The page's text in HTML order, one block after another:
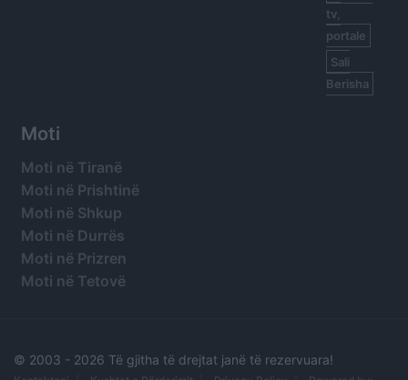
tv,
portale
Sali
Berisha
Moti
Moti në Tiranë
Moti në Prishtinë
Moti në Shkup
Moti në Durrës
Moti në Prizren
Moti në Tetovë
© 2003 - 2026 Të gjitha të drejtat janë të rezervuara!